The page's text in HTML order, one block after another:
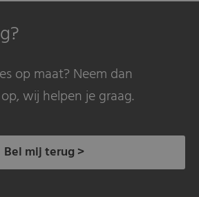
op maat? Neem dan
wij helpen je graag.
Bel mij terug >